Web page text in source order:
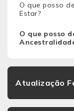
O que posso
Estar?
O que posso
Atualização